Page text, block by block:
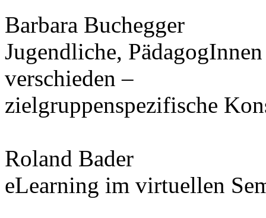
Barbara Buchegger
Jugendliche,
verschieden –
zielgruppenspezifische
Roland Bader
eLearning im virtuellen